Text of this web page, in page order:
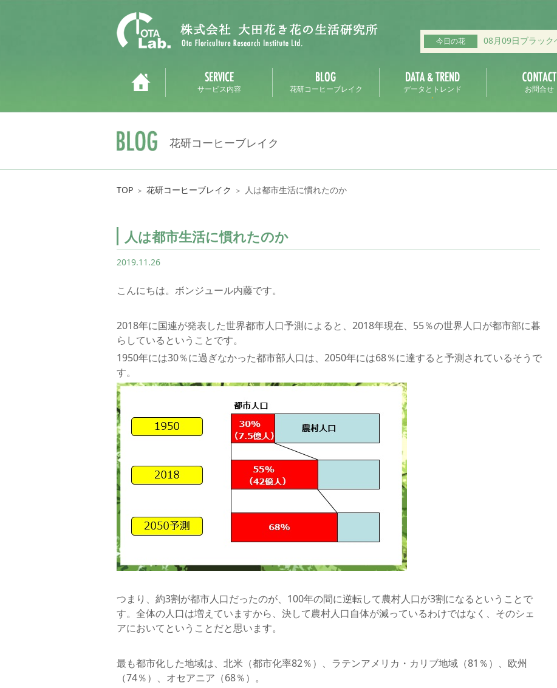
今日の花 08月09日ブラック
サービス内容 花研コーヒーブレイク データとトレンド お問合せ
花研コーヒーブレイク
TOP ＞ 花研コーヒーブレイク ＞ 人は都市生活に慣れたのか
人は都市生活に慣れたのか
2019.11.26
こんにちは。ボンジュール内藤です。
2018年に国連が発表した世界都市人口予測によると、2018年現在、55％の世界人口が都市部に暮
らしているということです。
1950年には30％に過ぎなかった都市部人口は、2050年には68％に達すると予測されているそうで
す。
つまり、約3割が都市人口だったのが、100年の間に逆転して農村人口が3割になるということで
す。全体の人口は増えていますから、決して農村人口自体が減っているわけではなく、そのシェ
アにおいてということだと思います。
最も都市化した地域は、北米（都市化率82％）、ラテンアメリカ・カリブ地域（81％）、欧州
（74％）、オセアニア（68％）。